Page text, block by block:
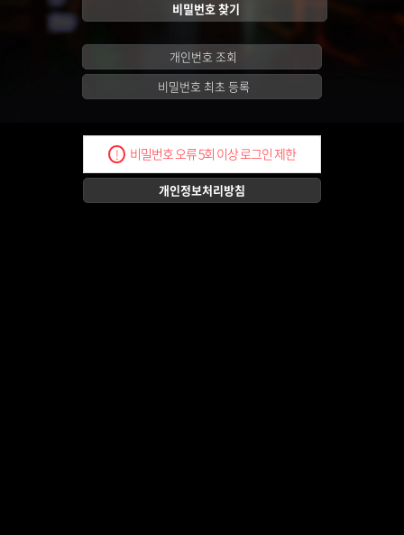
비밀번호 찾기
개인번호 조회
비밀번호 최초 등록
! 비밀번호 오류 5회 이상 로그인 제한
개인정보처리방침